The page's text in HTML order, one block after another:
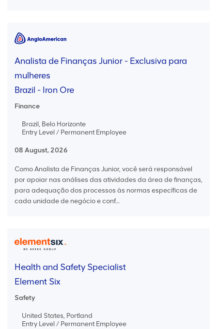
Analista de Finanças Junior - Exclusiva para
mulheres
Brazil - Iron Ore
Finance
Brazil, Belo Horizonte
Entry Level / Permanent Employee
08 August, 2026
Como Analista de Finanças Junior, você será responsável
por apoiar nas análises das atividades da área de finanças,
para adequação dos processos às normas específicas de
cada unidade de negócio e conf...
Health and Safety Specialist
Element Six
Safety
United States, Portland
Entry Level / Permanent Employee